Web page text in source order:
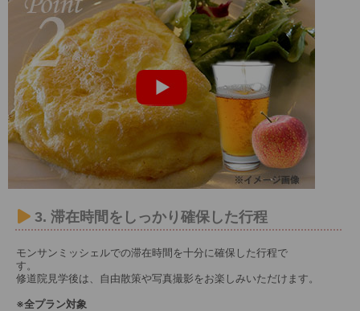
3. 滞在時間をしっかり確保した行程
モンサンミッシェルでの滞在時間を十分に確保した行程で
す。
修道院見学後は、自由散策や写真撮影をお楽しみいただけます。
※全プラン対象